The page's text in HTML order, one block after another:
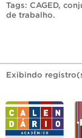
Tags: CAGED,
de trabalho.
Exibindo